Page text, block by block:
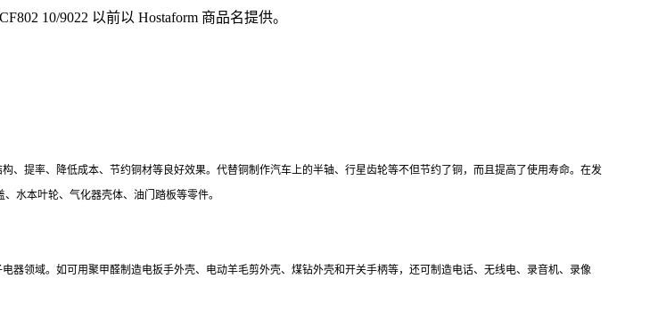
10/9022 以前以 Hostaform 商品名提供。
提率、降低成本、节约铜材等良好效果。代替铜制作汽车上的半轴、行星齿轮等不但节约了铜，而且提高了使用寿命。在发
水本叶轮、气化器壳体、油门踏板等零件。
器领域。如可用聚甲醛制造电扳手外壳、电动羊毛剪外壳、煤钻外壳和开关手柄等，还可制造电话、无线电、录音机、录像